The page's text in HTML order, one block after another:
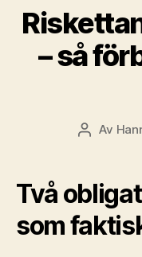
– så
Av
Två
som